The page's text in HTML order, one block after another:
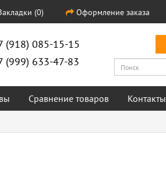
(0) Оформление заказа
(918) 085-15-15
(999) 633-47-83
Сравнение товаров Контакты